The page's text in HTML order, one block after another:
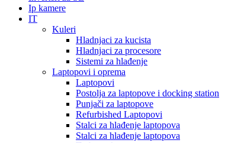
Ip kamere
IT
Kuleri
Hladnjaci za kucista
Hladnjaci za procesore
Sistemi za hlađenje
Laptopovi i oprema
Laptopovi
Postolja za laptopove i docking station
Punjači za laptopove
Refurbished Laptopovi
Stalci za hlađenje laptopova
Stalci za hlađenje laptopova